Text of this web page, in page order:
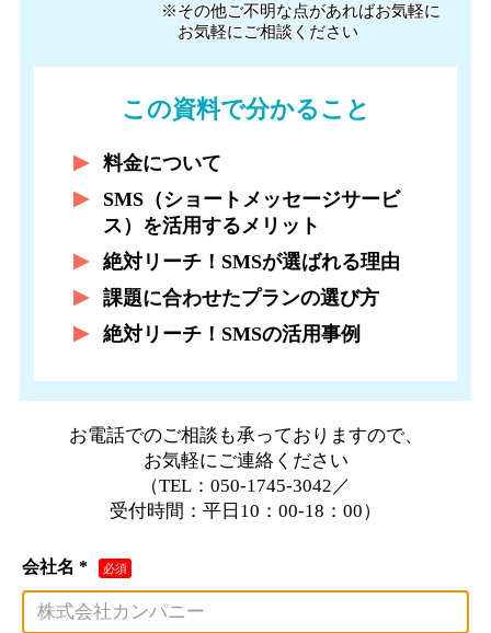
※その他ご不明な点があればお気軽に
お気軽にご相談ください
この資料で分かること
料金について
SMS（ショートメッセージサービ
ス）を活用するメリット
絶対リーチ！SMSが選ばれる理由
課題に合わせたプランの選び方
絶対リーチ！SMSの活用事例
お電話でのご相談も承っておりますので、
お気軽にご連絡ください
（TEL：050-1745-3042／
受付時間：平日10：00-18：00）
会社名 *